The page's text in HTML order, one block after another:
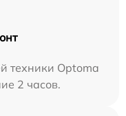
техники Optoma
2 часов.